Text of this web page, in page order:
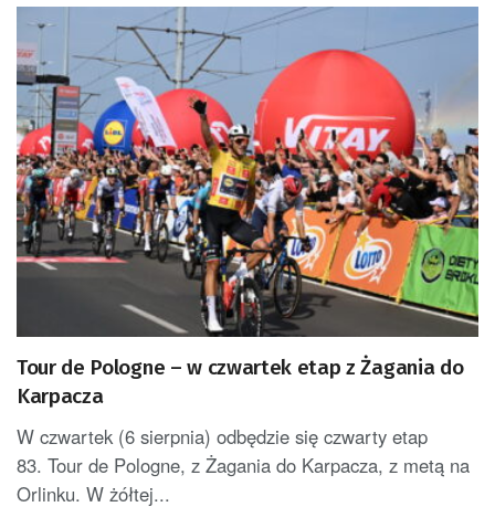
Tour de Pologne – w czwartek etap z Żagania do
Karpacza
W czwartek (6 sierpnia) odbędzie się czwarty etap
83. Tour de Pologne, z Żagania do Karpacza, z metą na
Orlinku. W żółtej...